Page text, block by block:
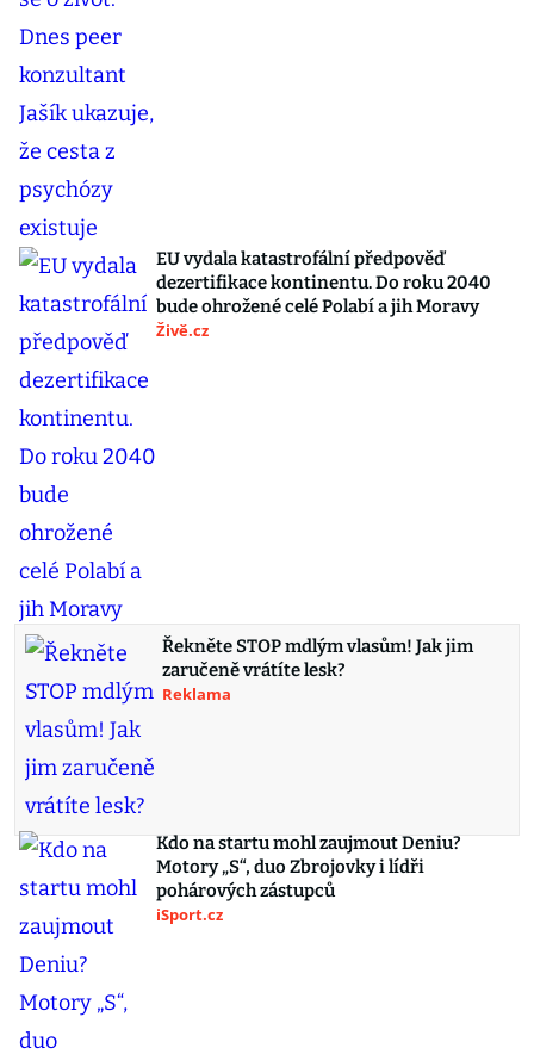
EU vydala katastrofální předpověď
dezertifikace kontinentu. Do roku 2040
bude ohrožené celé Polabí a jih Moravy
Živě.cz
Řekněte STOP mdlým vlasům! Jak jim
zaručeně vrátíte lesk?
Reklama
Kdo na startu mohl zaujmout Deniu?
Motory „S“, duo Zbrojovky i lídři
pohárových zástupců
iSport.cz